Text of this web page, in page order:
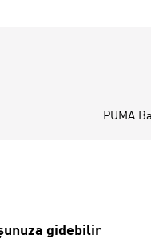
PUMA
gidebilir